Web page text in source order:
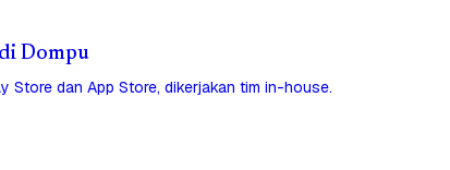
Dompu
Store dan App Store, dikerjakan tim in-house.